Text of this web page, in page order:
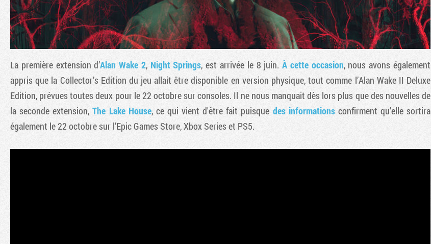
La première extension d’Alan Wake 2, Night Springs, est arrivée le 8 juin.À cette occasion, nous avons également
appris que la Collector’s Edition du jeu allait être disponible en version physique, tout comme l’Alan Wake II Deluxe
Edition, prévues toutes deux pour le 22 octobre sur consoles. Il ne nous manquait dès lors plus que des nouvelles de
la seconde extension,The Lake House, ce qui vient d'être fait puisque des informationsconfirment qu'elle sortira
également le 22 octobre sur l’Epic Games Store, Xbox Series et PS5.